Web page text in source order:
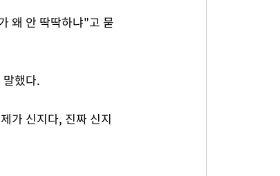
왜 안 딱딱하냐"고 묻
했다.
가 신지다, 진짜 신지